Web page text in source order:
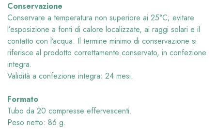
Conservazione
Conservare a temperatura non superiore ai 25°C; evitare
l’esposizione a fonti di calore localizzate, ai raggi solari e il
contatto con l’acqua. Il termine minimo di conservazione si
riferisce al prodotto correttamente conservato, in confezione
integra.
Validità a confezione integra: 24 mesi.
Formato
Tubo da 20 compresse effervescenti.
Peso netto: 86 g.